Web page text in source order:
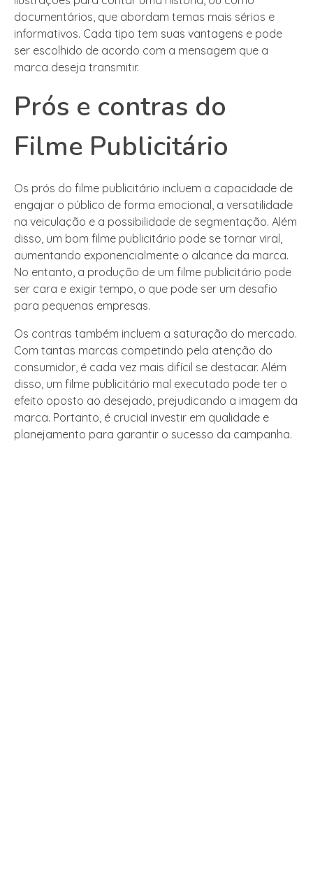
documentários, que abordam temas mais sérios e
informativos. Cada tipo tem suas vantagens e pode
ser escolhido de acordo com a mensagem que a
marca deseja transmitir.
Prós e contras do
Filme Publicitário
Os prós do filme publicitário incluem a capacidade de
engajar o público de forma emocional, a versatilidade
na veiculação e a possibilidade de segmentação. Além
disso, um bom filme publicitário pode se tornar viral,
aumentando exponencialmente o alcance da marca.
No entanto, a produção de um filme publicitário pode
ser cara e exigir tempo, o que pode ser um desafio
para pequenas empresas.
Os contras também incluem a saturação do mercado.
Com tantas marcas competindo pela atenção do
consumidor, é cada vez mais difícil se destacar. Além
disso, um filme publicitário mal executado pode ter o
efeito oposto ao desejado, prejudicando a imagem da
marca. Portanto, é crucial investir em qualidade e
planejamento para garantir o sucesso da campanha.